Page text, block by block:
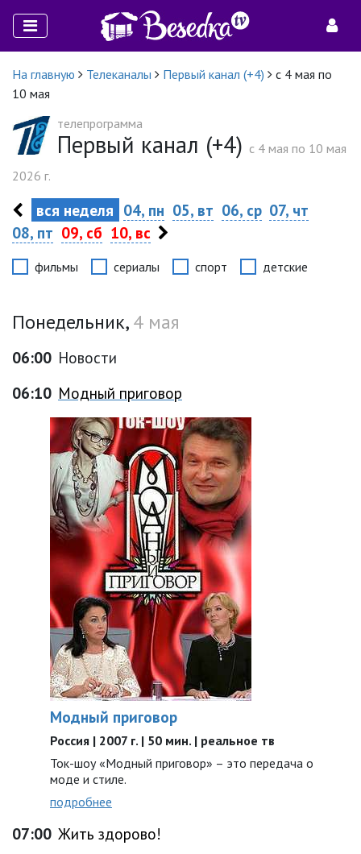
На главную Телеканалы Первый канал (+4)
с 4 мая по
10 мая
телепрограмма
Первый канал (+4) c 4 мая по 10 мая
2026 г.
вся неделя 04, пн 05, вт 06, ср 07, чт
08, пт 09, сб 10, вс
фильмы сериалы спорт детские
Понедельник,4 мая
06:00 Новости
06:10 Модный приговор
Модный приговор
Россия | 2007 г. | 50 мин. | реальное тв
Ток-шоу «Модный приговор» – это передача о
моде и стиле.
подробнее
07:00 Жить здорово!